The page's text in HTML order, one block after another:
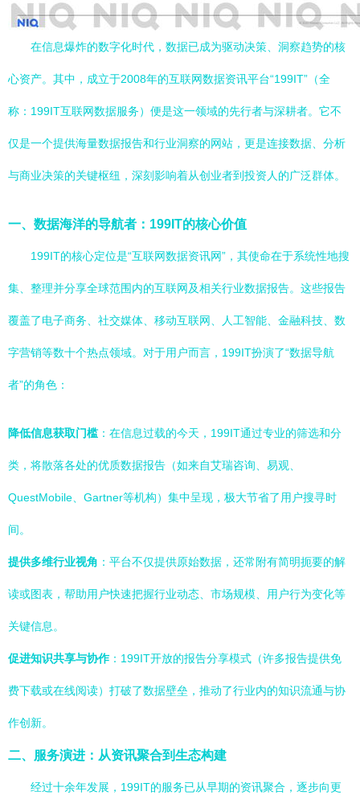
在信息爆炸的数字化时代，数据已成为驱动决策、洞察趋势的核
心资产。其中，成立于2008年的互联网数据资讯平台“199IT”（全
称：199IT互联网数据服务）便是这一领域的先行者与深耕者。它不
仅是一个提供海量数据报告和行业洞察的网站，更是连接数据、分析
与商业决策的关键枢纽，深刻影响着从创业者到投资人的广泛群体。
一、数据海洋的导航者：199IT的核心价值
199IT的核心定位是“互联网数据资讯网”，其使命在于系统性地搜
集、整理并分享全球范围内的互联网及相关行业数据报告。这些报告
覆盖了电子商务、社交媒体、移动互联网、人工智能、金融科技、数
字营销等数十个热点领域。对于用户而言，199IT扮演了“数据导航
者”的角色：
降低信息获取门槛 ：在信息过载的今天，199IT通过专业的筛选和分
类，将散落各处的优质数据报告（如来自艾瑞咨询、易观、
QuestMobile、Gartner等机构）集中呈现，极大节省了用户搜寻时
间。
提供多维行业视角 ：平台不仅提供原始数据，还常附有简明扼要的解
读或图表，帮助用户快速把握行业动态、市场规模、用户行为变化等
关键信息。
促进知识共享与协作：199IT开放的报告分享模式（许多报告提供免
费下载或在线阅读）打破了数据壁垒，推动了行业内的知识流通与协
作创新。
二、服务演进：从资讯聚合到生态构建
经过十余年发展，199IT的服务已从早期的资讯聚合，逐步向更